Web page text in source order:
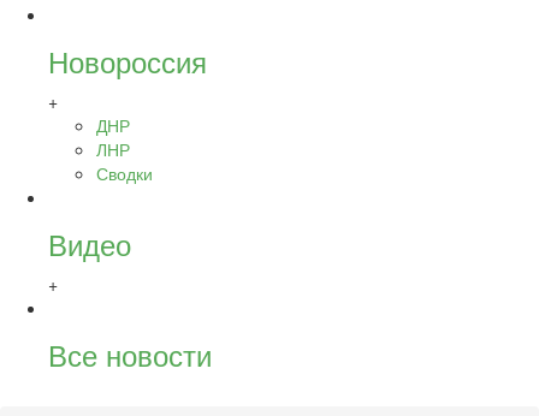
Новороссия
+
ДНР
ЛНР
Сводки
Видео
+
Все новости